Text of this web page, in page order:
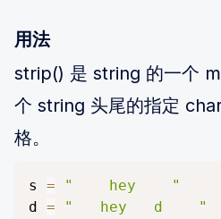
用法
strip() 是 string 的一个
个 string 头尾的指定
格。
s =
"    hey    "
d =
"   hey   d    "